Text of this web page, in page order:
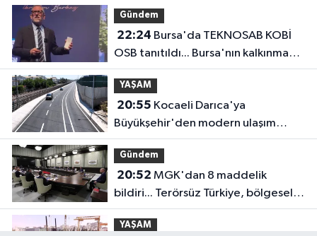
Gündem
22:24
OSB tanıtıldı... Bursa'nın kalkınma
yolculuğunda yeni dönem
YAŞAM
20:55
Büyükşehir'den modern ulaşım
yatırımı
Gündem
20:52
bildiri... Terörsüz Türkiye, bölgesel
güvenlik ve Gazze mesajı
YAŞAM